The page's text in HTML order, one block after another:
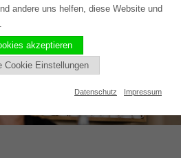
andere uns helfen, diese Website und
akzeptieren
Cookie Einstellungen
Datenschutz Impressum